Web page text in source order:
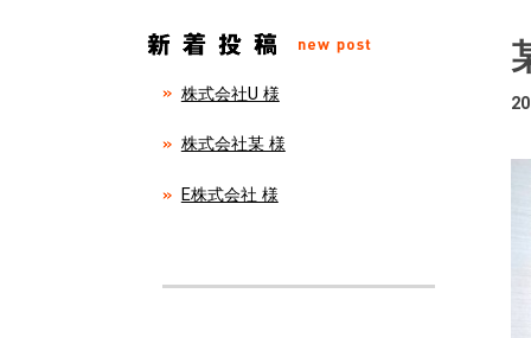
株式会社U 様
株式会社某 様
E株式会社 様